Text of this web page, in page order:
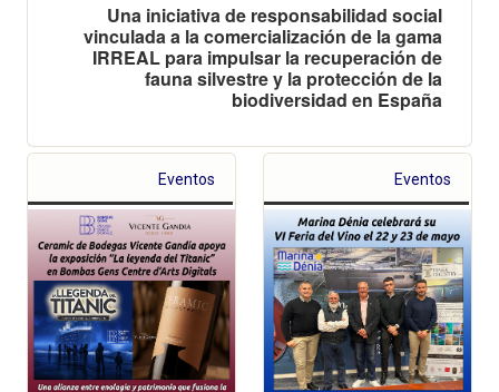
Una iniciativa de responsabilidad social
vinculada a la comercialización de la gama
IRREAL para impulsar la recuperación de
fauna silvestre y la protección de la
biodiversidad en España
Eventos Eventos